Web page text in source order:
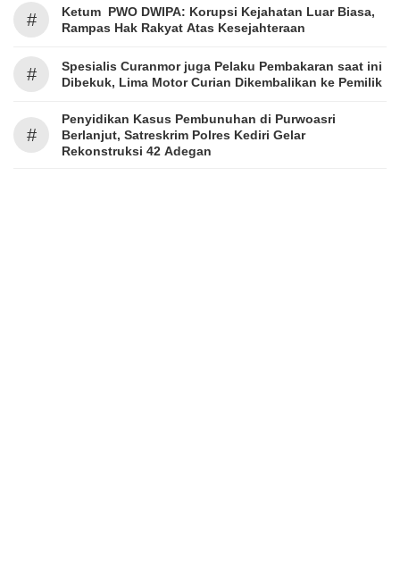
#
Ketum PWO DWIPA: Korupsi Kejahatan Luar Biasa,
Rampas Hak Rakyat Atas Kesejahteraan
#
Spesialis Curanmor juga Pelaku Pembakaran saat ini
Dibekuk, Lima Motor Curian Dikembalikan ke Pemilik
#
Penyidikan Kasus Pembunuhan di Purwoasri
Berlanjut, Satreskrim Polres Kediri Gelar
Rekonstruksi 42 Adegan